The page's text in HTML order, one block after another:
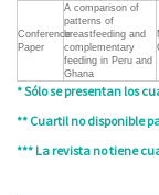
Conference
Paper
A comparison of
patterns of
breastfeeding and
complementary
feeding in Peru and
Ghana
* Sólo se presentan los
** Cuartil no disponible
*** La revista no tiene